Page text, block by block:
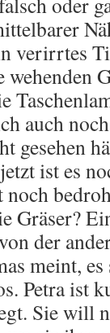
verirrtes
auch
gesehen
ist es
noch
Gräser?
der
meint,
Petra ist
Sie will